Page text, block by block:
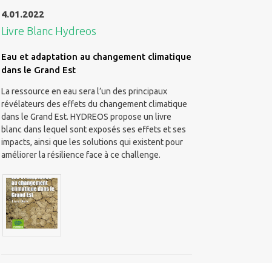
4.01.2022
Livre Blanc Hydreos
Eau et adaptation au changement climatique
dans le Grand Est
La ressource en eau sera l’un des principaux
révélateurs des effets du changement climatique
dans le Grand Est. HYDREOS propose un livre
blanc dans lequel sont exposés ses effets et ses
impacts, ainsi que les solutions qui existent pour
améliorer la résilience face à ce challenge.